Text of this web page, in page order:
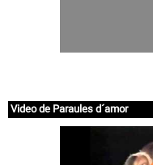
Video de Paraules d´amor